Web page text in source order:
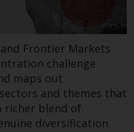
für
die von
LLP oder
werden
verwalteten
von Redwheel
auf die auf
Frontier Markets
challenge
maps out
and themes that
richer blend of
diversification.